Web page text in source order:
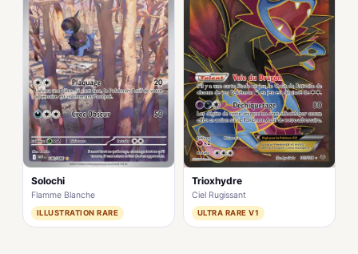
Solochi
Flamme Blanche
ILLUSTRATION RARE
Trioxhydre
Ciel Rugissant
ULTRA RARE V1